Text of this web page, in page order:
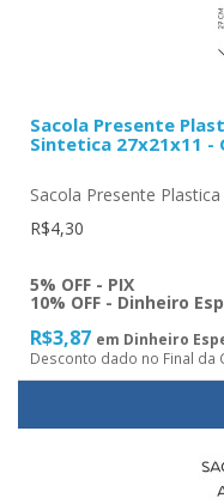
Sacola Presente
Sintetica 27x21x11 -
Sacola Presente
R$4,30
5% OFF - PIX
10% OFF - Dinheiro
R$3,87 em Dinheiro
Desconto dado no Final da